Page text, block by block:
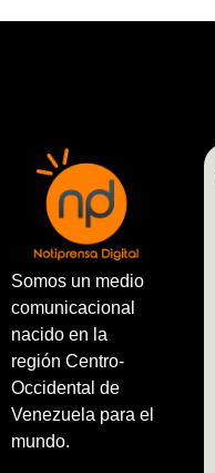
Somos un medio
comunicacional
nacido en la
región Centro-
Occidental de
Venezuela para el
mundo.